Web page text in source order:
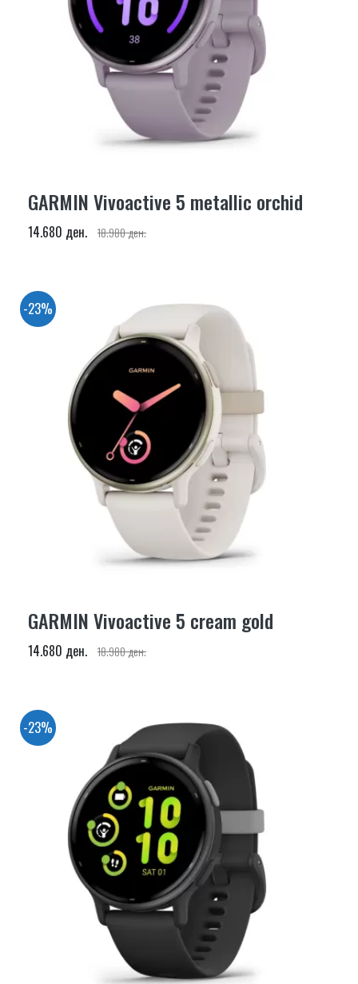
GARMIN Vivoactive 5 metallic orchid
14.680 ден. 18.980 ден.
-23%
GARMIN Vivoactive 5 cream gold
14.680 ден. 18.980 ден.
-23%